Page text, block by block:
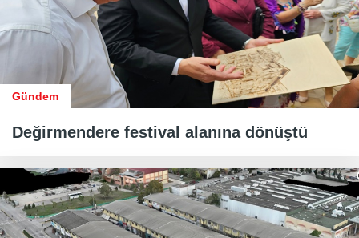
Gündem
Değirmendere festival alanına dönüştü